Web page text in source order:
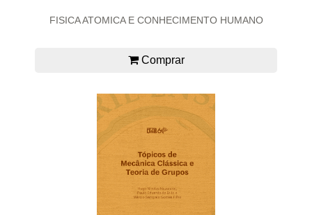
FISICA ATOMICA E CONHECIMENTO HUMANO
Comprar